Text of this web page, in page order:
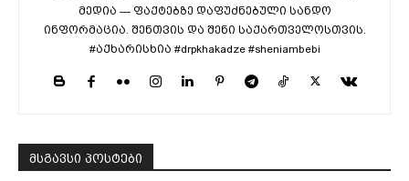
მედია — ფაქტებზე დაფუძნებული სანდო
ინფორმაცია. შენთვის და შენი საქართველოსთვის.
#აქხარისხია #drpkhakadze #sheniambebi
მსგავსი პოსტები